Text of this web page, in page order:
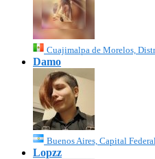
Cuajimalpa de Morelos,
Damo
Buenos Aires, Capital Federal
Lopzz